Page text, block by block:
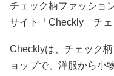
チェック柄ファッショ
サイト「Checkly チェ
Checklyは、チェック
ョップで、洋服から小